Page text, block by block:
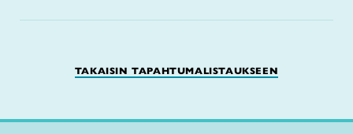
TAKAISIN TAPAHTUMALISTAUKSEEN